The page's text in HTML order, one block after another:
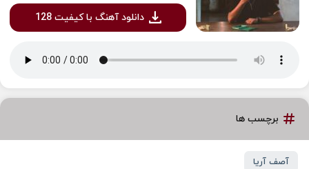
دانلود آهنگ با کیفیت 128
برچسب ها
آصف آریا